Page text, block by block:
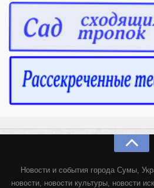
Новости и события города Сумы,
новости, новости культуры, новости